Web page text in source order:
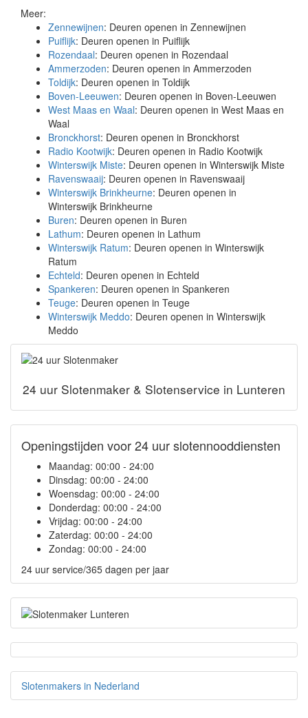
Meer:
Zennewijnen: Deuren openen in Zennewijnen
Puiflijk: Deuren openen in Puiflijk
Rozendaal: Deuren openen in Rozendaal
Ammerzoden: Deuren openen in Ammerzoden
Toldijk: Deuren openen in Toldijk
Boven-Leeuwen: Deuren openen in Boven-Leeuwen
West Maas en Waal: Deuren openen in West Maas en
Waal
Bronckhorst: Deuren openen in Bronckhorst
Radio Kootwijk: Deuren openen in Radio Kootwijk
Winterswijk Miste: Deuren openen in Winterswijk Miste
Ravenswaaij: Deuren openen in Ravenswaaij
Winterswijk Brinkheurne: Deuren openen in
Winterswijk Brinkheurne
Buren: Deuren openen in Buren
Lathum: Deuren openen in Lathum
Winterswijk Ratum: Deuren openen in Winterswijk
Ratum
Echteld: Deuren openen in Echteld
Spankeren: Deuren openen in Spankeren
Teuge: Deuren openen in Teuge
Winterswijk Meddo: Deuren openen in Winterswijk
Meddo
24 uur Slotenmaker & Slotenservice in Lunteren
Openingstijden voor 24 uur slotennooddiensten
Maandag: 00:00 - 24:00
Dinsdag: 00:00 - 24:00
Woensdag: 00:00 - 24:00
Donderdag: 00:00 - 24:00
Vrijdag: 00:00 - 24:00
Zaterdag: 00:00 - 24:00
Zondag: 00:00 - 24:00
24 uur service/365 dagen per jaar
Slotenmakers in Nederland